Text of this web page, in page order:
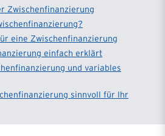
Zwischen­finan­zierung
eine Zwischen­finanz­ierung
einfach erklärt
und variables
sinnvoll für Ihr